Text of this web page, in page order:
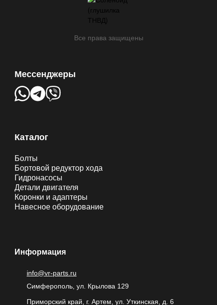
Все права защищены
Мессенджеры
Каталог
Болты
Бортовой редуктор хода
Гидронасосы
Детали двигателя
Коронки и адаптеры
Навесное оборудование
Информация
info@vr-parts.ru
Симферополь, ул. Крылова 129
Приморский край, г. Артем, ул. Уткинская, д. 6